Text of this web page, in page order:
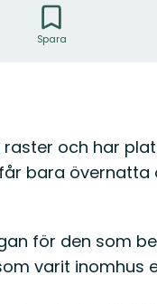
Spara
och har
bara
för den som
varit inomhus